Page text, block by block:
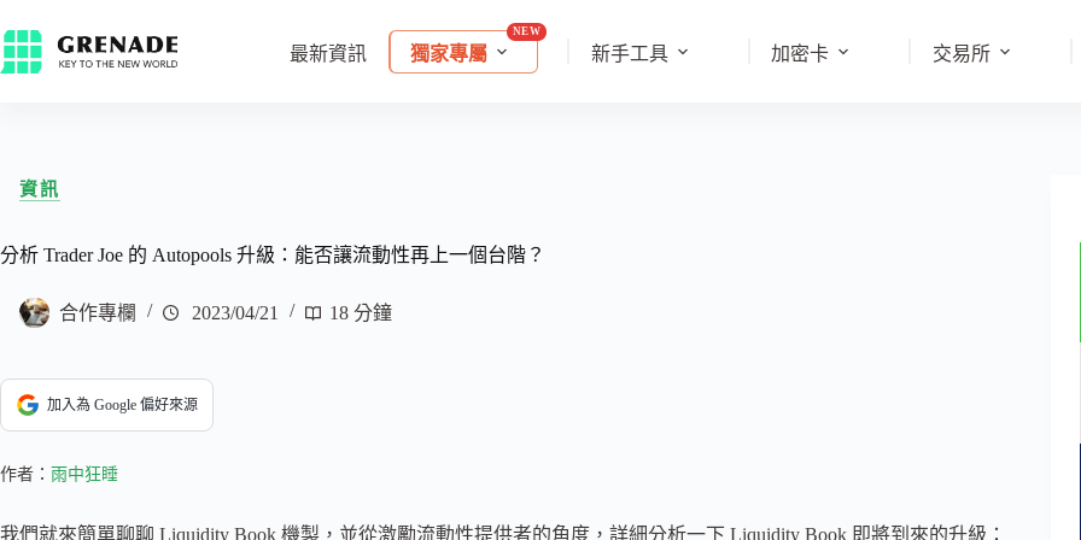
最新資訊 獨家專屬 新手工具 加密卡 交易所
資訊
分析 Trader Joe 的 Autopools 升級：能否讓流動性再上一個台階？
合作專欄 2023/04/21 18 分鐘
加入為 Google 偏好來源
作者： 雨中狂睡
我們就來簡單聊聊 Liquidity Book 機製，並從激勵流動性提供者的角度，詳細分析一下 Liquidity Book 即將到來的升級：